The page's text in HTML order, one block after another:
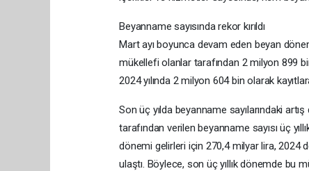
Beyanname sayısında rekor kırıldı
Mart ayı boyunca devam eden beyan
mükellefi olanlar tarafından 2 milyon 899
2024 yılında 2 milyon 604 bin olarak
Son üç yılda beyanname sayılarındaki
tarafından verilen beyanname sayısı üç
dönemi gelirleri için 270,4 milyar lira, 2024
ulaştı. Böylece, son üç yıllık dönemde bu